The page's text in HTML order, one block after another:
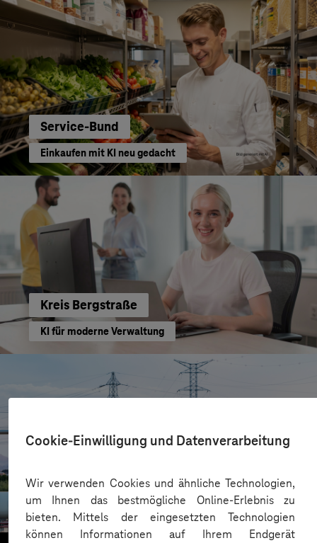
Cookie-Einwilligung und Datenverarbeitung
Wir verwenden Cookies und ähnliche Technologien,
um Ihnen das bestmögliche Online-Erlebnis zu
bieten. Mittels der eingesetzten Technologien
können Informationen auf Ihrem Endgerät
Service-Bund
Einkaufen mit KI neu gedacht
Kreis Bergstraße
KI für moderne Verwaltung
HIGHVOLT Prüftechnik Dresden GmbH
CRA-Security für digitale Produkte